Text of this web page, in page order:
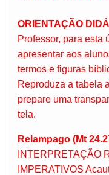
ORIENTAÇÃO
Professor, para esta
apresentar aos
termos e figuras
Reproduza a tabela
prepare uma
tela.
Relampago (Mt
INTERPRETAÇÃO
IMPERATIVOS